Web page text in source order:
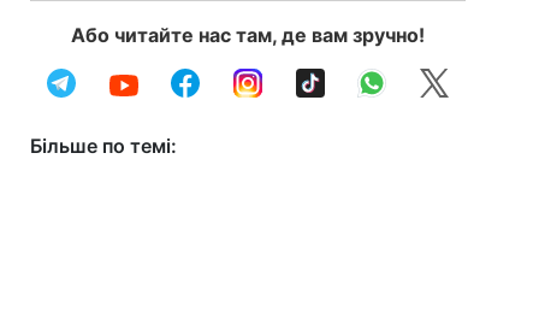
Або читайте нас там, де вам зручно!
Більше по темі: